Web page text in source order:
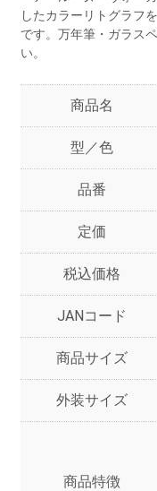
したカラーリトグラフ
です。万年筆・ガラス
い。
商品名
型／色
品番
定価
税込価格
JANコード
商品サイズ
外装サイズ
商品特徴